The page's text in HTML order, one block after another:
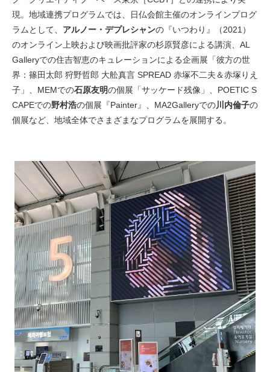
現。地域連携プログラムでは、日仏会館主催のオンラインプログ
ラムとして、 アルノー・デプレシャンの『いつわり』（2021）
のオンライン上映および映画批評家の杉原賢彦による講演、AL
Galleryでの住吉智恵のキュレーションによる企画展「彼方の世
界：篠田太郎 狩野哲郎 大舩真言 SPREAD 赤塚不二夫＆赤塚りえ
子」、MEMでの石原友明の個展「サッケード残像」、POETIC S
CAPEでの野村浩の個展『Painter』、MA2Galleryでの川内倫子の
個展など、地域全体でさまざまなプログラムを展開する。